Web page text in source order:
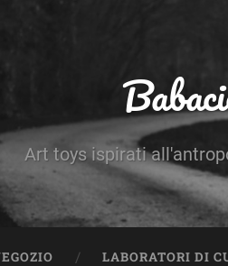
Art toys ispirati
LABORATORI DI